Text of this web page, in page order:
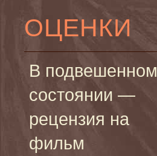
ОЦЕНКИ
В подвешенном
состоянии —
рецензия на
фильм